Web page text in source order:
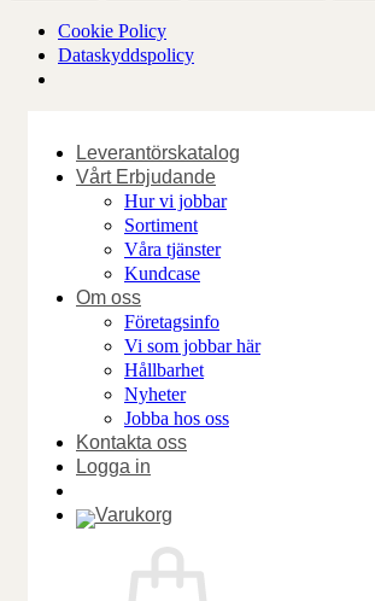
Cookie Policy
Dataskyddspolicy
Leverantörskatalog
Vårt Erbjudande
Hur vi jobbar
Sortiment
Våra tjänster
Kundcase
Om oss
Företagsinfo
Vi som jobbar här
Hållbarhet
Nyheter
Jobba hos oss
Kontakta oss
Logga in